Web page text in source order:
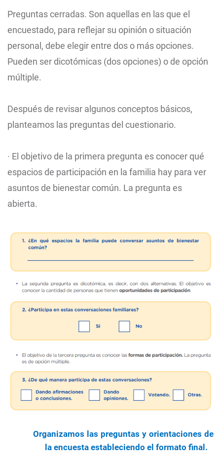
Preguntas cerradas. Son aquellas en las que el
encuestado, para reflejar su opinión o situación
personal, debe elegir entre dos o más opciones.
Pueden ser dicotómicas (dos opciones) o de opción
múltiple.
Después de revisar algunos conceptos básicos,
planteamos las preguntas del cuestionario.
· El objetivo de la primera pregunta es conocer qué
espacios de participación en la familia hay para ver
asuntos de bienestar común. La pregunta es
abierta.
Organizamos las preguntas y orientaciones de
la encuesta estableciendo el formato final.